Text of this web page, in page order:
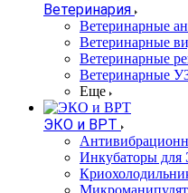
Ветеринария
Ветеринарные
Ветеринарные
Ветеринарные
Ветеринарные
Еще
ЭКО и ВРТ
Инкубаторы